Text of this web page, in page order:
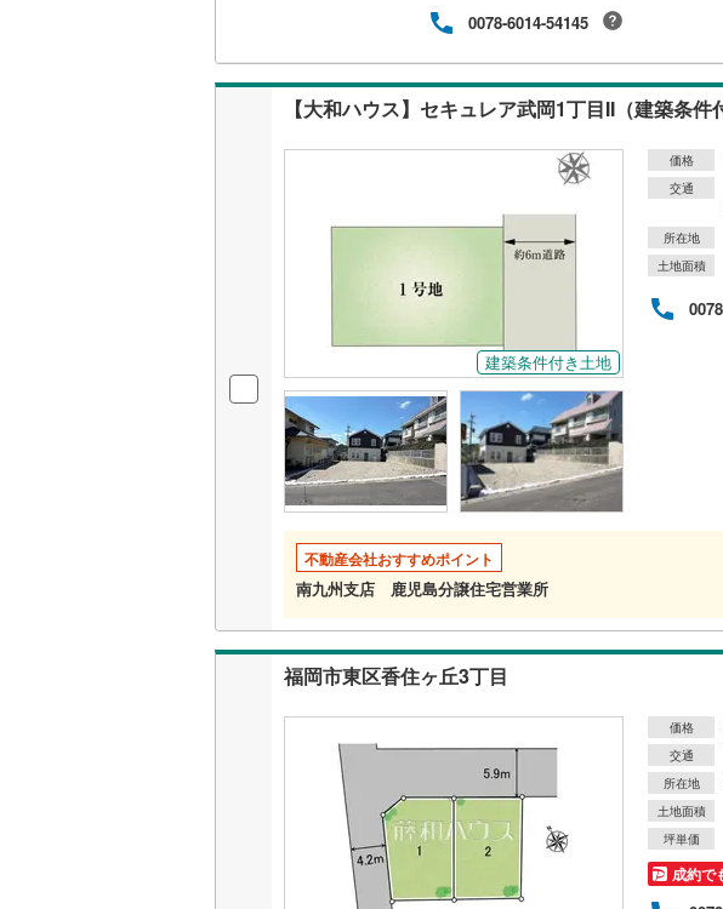
いえ 900万円台からの家づく
UBEY コンパクトなお家で
建築プランの資料送付も無料
宅、リフォーム、太陽光発電
い！※この土地は、土地売買契
売買契約は白紙となり、受領
0078-6014-54145
【大和ハウス】セキュレア武岡1丁目II（建築条件
建築条件付き土地
価格
交通
所在地
土地面積
不動産会社おすすめポイント
南九州支店 鹿児島分譲住宅営業所
福岡市東区香住ヶ丘3丁目
価格
交通
所在地
土地面積
坪単価
成約で